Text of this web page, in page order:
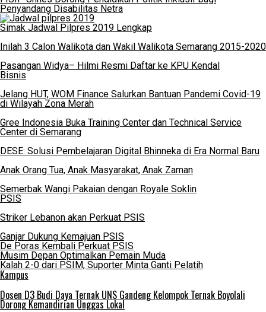
Penyandang Disabilitas Netra
Simak Jadwal Pilpres 2019 Lengkap
Inilah 3 Calon Walikota dan Wakil Walikota Semarang 2015-2020
Pasangan Widya– Hilmi Resmi Daftar ke KPU Kendal
Bisnis
Jelang HUT, WOM Finance Salurkan Bantuan Pandemi Covid-19
di Wilayah Zona Merah
Gree Indonesia Buka Training Center dan Technical Service
Center di Semarang
DESE: Solusi Pembelajaran Digital Bhinneka di Era Normal Baru
Anak Orang Tua, Anak Masyarakat, Anak Zaman
Semerbak Wangi Pakaian dengan Royale Soklin
PSIS
Striker Lebanon akan Perkuat PSIS
Ganjar Dukung Kemajuan PSIS
De Poras Kembali Perkuat PSIS
Musim Depan Optimalkan Pemain Muda
Kalah 2-0 dari PSIM, Suporter Minta Ganti Pelatih
Kampus
Dosen D3 Budi Daya Ternak UNS Gandeng Kelompok Ternak Boyolali
Dorong Kemandirian Unggas Lokal